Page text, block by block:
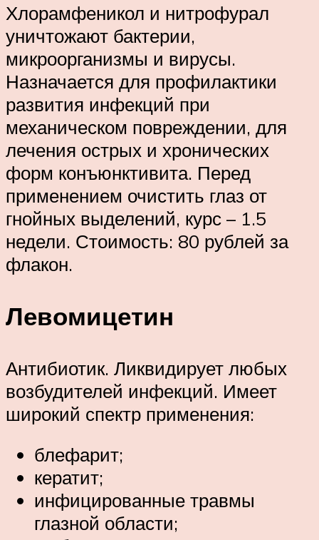
Хлорамфеникол и нитрофурал
уничтожают бактерии,
микроорганизмы и вирусы.
Назначается для профилактики
развития инфекций при
механическом повреждении, для
лечения острых и хронических
форм конъюнктивита. Перед
применением очистить глаз от
гнойных выделений, курс – 1.5
недели. Стоимость: 80 рублей за
флакон.
Левомицетин
Антибиотик. Ликвидирует любых
возбудителей инфекций. Имеет
широкий спектр применения:
блефарит;
кератит;
инфицированные травмы
глазной области;